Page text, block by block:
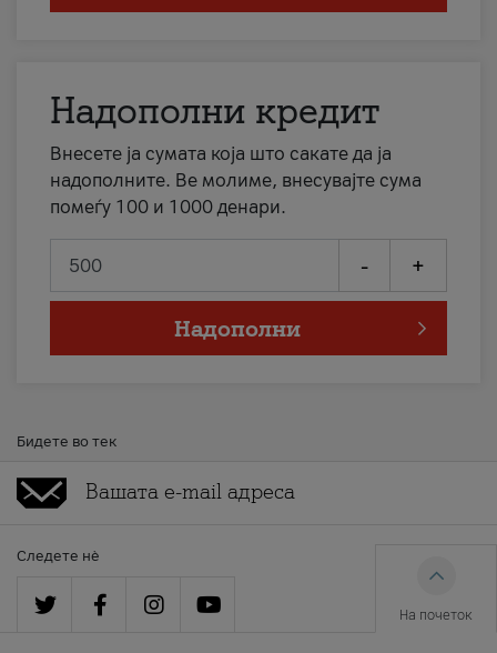
Надополни кредит
Внесете ја сумата која што сакате да ја
надополните. Ве молиме, внесувајте сума
помеѓу 100 и 1000 денари.
- +
Надополни
Бидете во тек
Следете нè
На почеток